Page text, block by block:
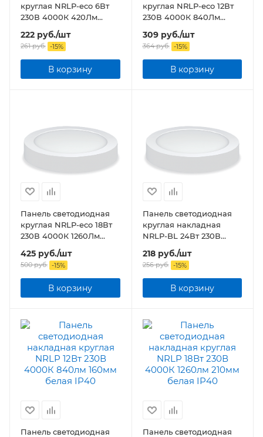
круглая NRLP-eco 6Вт
230В 4000К 420Лм
120мм белая накладная
IP40
222 руб./шт
261руб. -15%
В корзину
круглая NRLP-eco 12Вт
230В 4000К 840Лм
170мм белая накладная
IP40
309руб./шт
364руб. -15%
В корзину
Панель светодиодная
круглая NRLP-eco 18Вт
230В 4000К 1260Лм
225мм белая накладная
IP40
425 руб./шт
500руб. -15%
В корзину
Панель светодиодная
круглая накладная
NRLP-BL 24Вт 230В
4000К 1440Лм 245мм с
подсветкой белая IP20
218руб./шт
256руб. -15%
В корзину
Панель светодиодная Панель светодиодная